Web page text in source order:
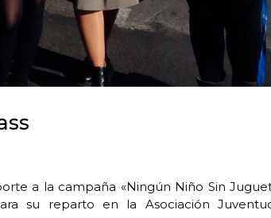
a la campaña «Ningún Niño Sin
su reparto en la Asociación